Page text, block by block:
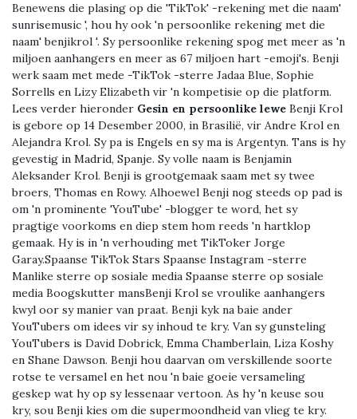
Benewens die plasing op die 'TikTok' -rekening met die naam'
sunrisemusic ', hou hy ook 'n persoonlike rekening met die
naam' benjikrol '. Sy persoonlike rekening spog met meer as 'n
miljoen aanhangers en meer as 67 miljoen hart -emoji's. Benji
werk saam met mede -TikTok -sterre Jadaa Blue, Sophie
Sorrells en Lizy Elizabeth vir 'n kompetisie op die platform.
Lees verder hieronder Gesin en persoonlike lewe Benji Krol
is gebore op 14 Desember 2000, in Brasilië, vir Andre Krol en
Alejandra Krol. Sy pa is Engels en sy ma is Argentyn. Tans is hy
gevestig in Madrid, Spanje. Sy volle naam is Benjamin
Aleksander Krol. Benji is grootgemaak saam met sy twee
broers, Thomas en Rowy. Alhoewel Benji nog steeds op pad is
om 'n prominente 'YouTube' -blogger te word, het sy
pragtige voorkoms en diep stem hom reeds 'n hartklop
gemaak. Hy is in 'n verhouding met TikToker Jorge
Garay.Spaanse TikTok Stars Spaanse Instagram -sterre
Manlike sterre op sosiale media Spaanse sterre op sosiale
media Boogskutter mansBenji Krol se vroulike aanhangers
kwyl oor sy manier van praat. Benji kyk na baie ander
YouTubers om idees vir sy inhoud te kry. Van sy gunsteling
YouTubers is David Dobrick, Emma Chamberlain, Liza Koshy
en Shane Dawson. Benji hou daarvan om verskillende soorte
rotse te versamel en het nou 'n baie goeie versameling
geskep wat hy op sy lessenaar vertoon. As hy 'n keuse sou
kry, sou Benji kies om die supermoondheid van vlieg te kry.